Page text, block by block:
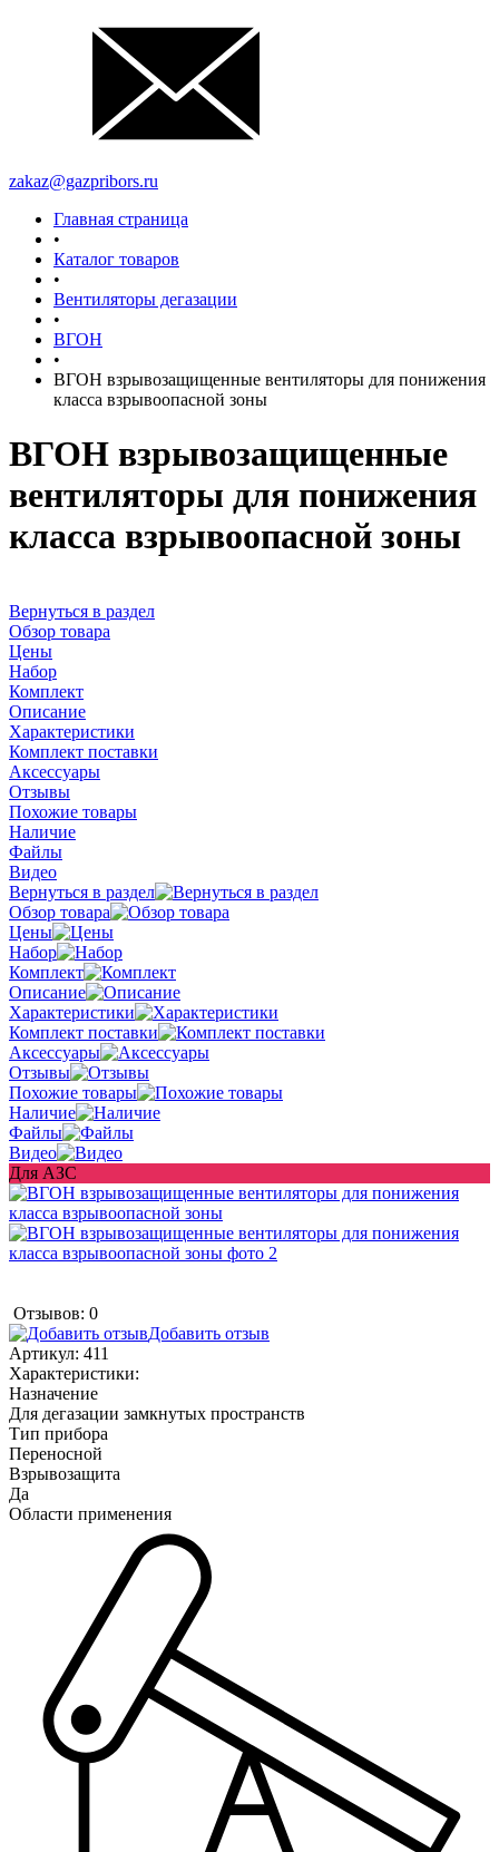
zakaz@gazpribors.ru
Главная страница
•
Каталог товаров
•
Вентиляторы дегазации
•
ВГОН
•
ВГОН взрывозащищенные вентиляторы для понижения
класса взрывоопасной зоны
ВГОН взрывозащищенные
вентиляторы для понижения
класса взрывоопасной зоны
Вернуться в раздел
Обзор товара
Цены
Набор
Комплект
Описание
Характеристики
Комплект поставки
Аксессуары
Отзывы
Похожие товары
Наличие
Файлы
Видео
Вернуться в раздел
Обзор товара
Цены
Набор
Комплект
Описание
Характеристики
Комплект поставки
Аксессуары
Отзывы
Похожие товары
Наличие
Файлы
Видео
Для АЗС
Отзывов: 0
Добавить отзыв
Артикул: 411
Характеристики:
Назначение
Для дегазации замкнутых пространств
Тип прибора
Переносной
Взрывозащита
Да
Области применения